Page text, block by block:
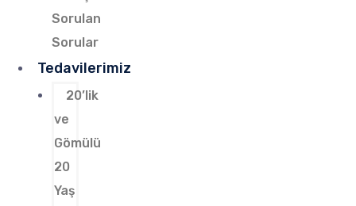
Sorulan
Sorular
Tedavilerimiz
20’lik
ve
Gömülü
20
Yaş